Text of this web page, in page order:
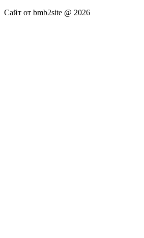
Сайт от bmb2site @ 2026